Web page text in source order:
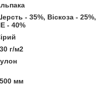
- 35%, Віскоза - 25%,
- 40%
г/м2
мм